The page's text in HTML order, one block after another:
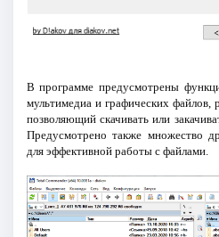
В программе предусмотрены
мультимедиа и графических файлов,
позволяющий скачивать или
Предусмотрено также множество
для эффективной работы с файлами.